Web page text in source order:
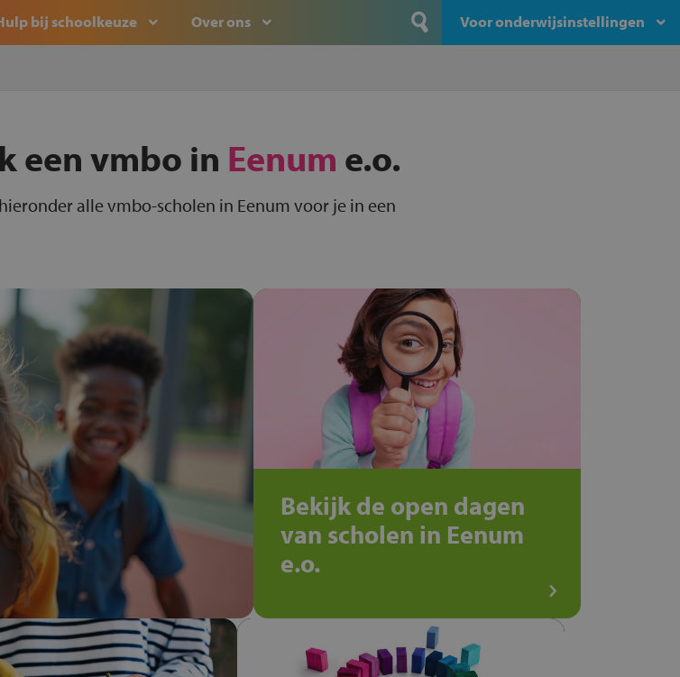
bij schoolkeuze Over ons Voor onderwijsinstellingen
een vmbo in Eenum e.o.
alle vmbo-scholen in Eenum voor je in een
Bekijk de open dagen
van scholen in Eenum
e.o.